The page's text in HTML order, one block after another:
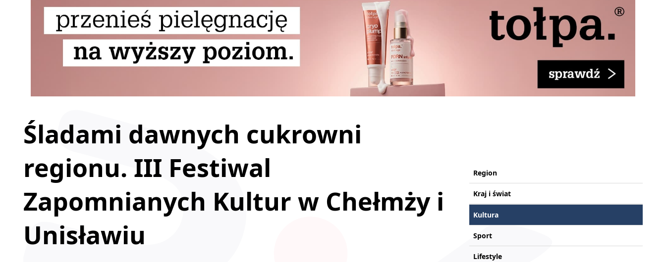
Śladami dawnych cukrowni
regionu. III Festiwal
Zapomnianych Kultur w Chełmży i
Unisławiu
Region
Kraj i świat
Kultura
Sport
Lifestyle